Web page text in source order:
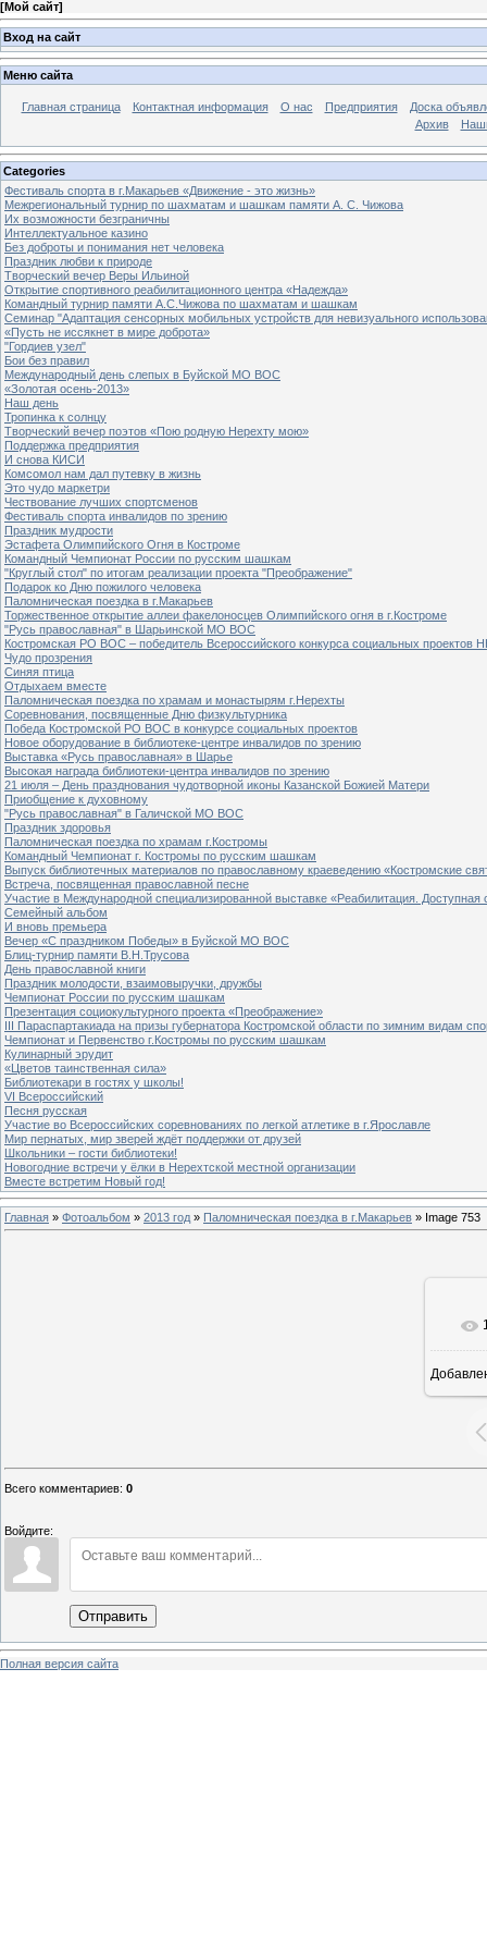
[Мой сайт]
Вход на сайт
Меню сайта
Главная страница Контактная информация О нас Предприятия
Доска
Архив
Categories
Фестиваль спорта в г.Макарьев «Движение - это жизнь»
Межрегиональный турнир по шахматам и шашкам памяти А. С. Чижова
Их возможности безграничны
Интеллектуальное казино
Без доброты и понимания нет человека
Праздник любви к природе
Творческий вечер Веры Ильиной
Открытие спортивного реабилитационного центра «Надежда»
Командный турнир памяти А.С.Чижова по шахматам и шашкам
Семинар "Адаптация сенсорных мобильных устройств для невизуального
«Пусть не иссякнет в мире доброта»
"Гордиев узел"
Бои без правил
Международный день слепых в Буйской МО ВОС
«Золотая осень-2013»
Наш день
Тропинка к солнцу
Творческий вечер поэтов «Пою родную Нерехту мою»
Поддержка предприятия
И снова КИСИ
Комсомол нам дал путевку в жизнь
Это чудо маркетри
Чествование лучших спортсменов
Фестиваль спорта инвалидов по зрению
Праздник мудрости
Эстафета Олимпийского Огня в Костроме
Командный Чемпионат России по русским шашкам
"Круглый стол" по итогам реализации проекта "Преображение"
Подарок ко Дню пожилого человека
Паломническая поездка в г.Макарьев
Торжественное открытие аллеи факелоносцев Олимпийского огня в г.Костроме
"Русь православная" в Шарьинской МО ВОС
Костромская РО ВОС – победитель Всероссийского конкурса социальных проектов
Чудо прозрения
Синяя птица
Отдыхаем вместе
Паломническая поездка по храмам и монастырям г.Нерехты
Соревнования, посвященные Дню физкультурника
Победа Костромской РО ВОС в конкурсе социальных проектов
Новое оборудование в библиотеке-центре инвалидов по зрению
Выставка «Русь православная» в Шарье
Высокая награда библиотеки-центра инвалидов по зрению
21 июля – День празднования чудотворной иконы Казанской Божией Матери
Приобщение к духовному
"Русь православная" в Галичской МО ВОС
Праздник здоровья
Паломническая поездка по храмам г.Костромы
Командный Чемпионат г. Костромы по русским шашкам
Выпуск библиотечных материалов по православному краеведению «Костромские
Встреча, посвященная православной песне
Участие в Международной специализированной выставке «Реабилитация. Доступная
Семейный альбом
И вновь премьера
Вечер «С праздником Победы» в Буйской МО ВОС
Блиц-турнир памяти В.Н.Трусова
День православной книги
Праздник молодости, взаимовыручки, дружбы
Чемпионат России по русским шашкам
Презентация социокультурного проекта «Преображение»
III Параспартакиада на призы губернатора Костромской области по зимним видам
Чемпионат и Первенство г.Костромы по русским шашкам
Кулинарный эрудит
«Цветов таинственная сила»
Библиотекари в гостях у школы!
VI Всероссийский
Песня русская
Участие во Всероссийских соревнованиях по легкой атлетике в г.Ярославле
Мир пернатых, мир зверей ждёт поддержки от друзей
Школьники – гости библиотеки!
Новогодние встречи у ёлки в Нерехтской местной организации
Вместе встретим Новый год!
Главная » Фотоальбом » 2013 год » Паломническая поездка в г.Макарьев » Image 753
Всего комментариев: 0
Войдите:
Отправить
Полная версия сайта